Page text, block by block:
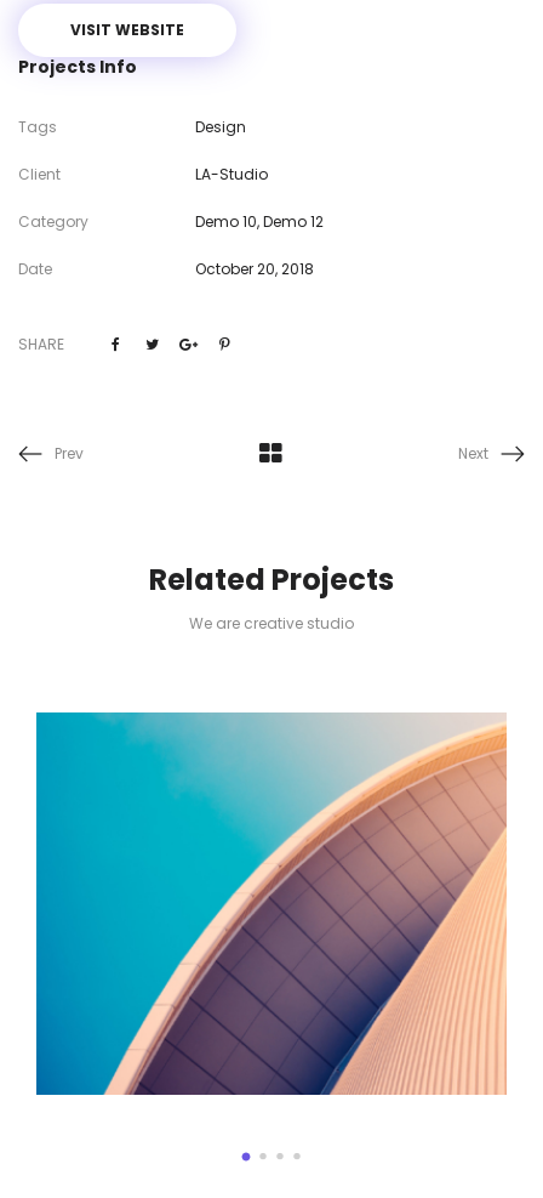
VISIT WEBSITE
Projects Info
Tags Design
Client LA-Studio
Category Demo 10,Demo 12
Date October 20, 2018
SHARE
Prev Next
Related Projects
We are creative studio